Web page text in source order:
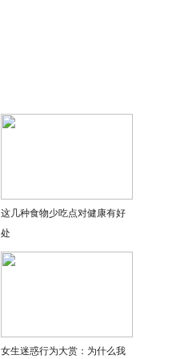
这几种食物少吃点对健康有好
处
女生迷惑行为大赏：为什么我